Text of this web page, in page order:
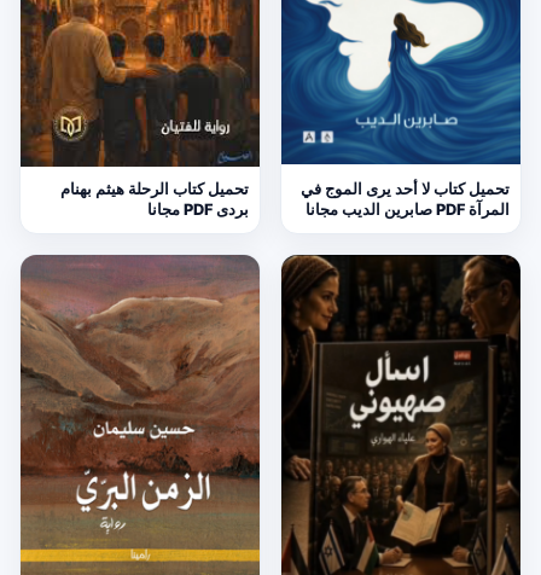
تحميل كتاب لا أحد يرى الموج في
المرآة PDF صابرين الديب مجانا
تحميل كتاب الرحلة هيثم بهنام
بردى PDF مجانا